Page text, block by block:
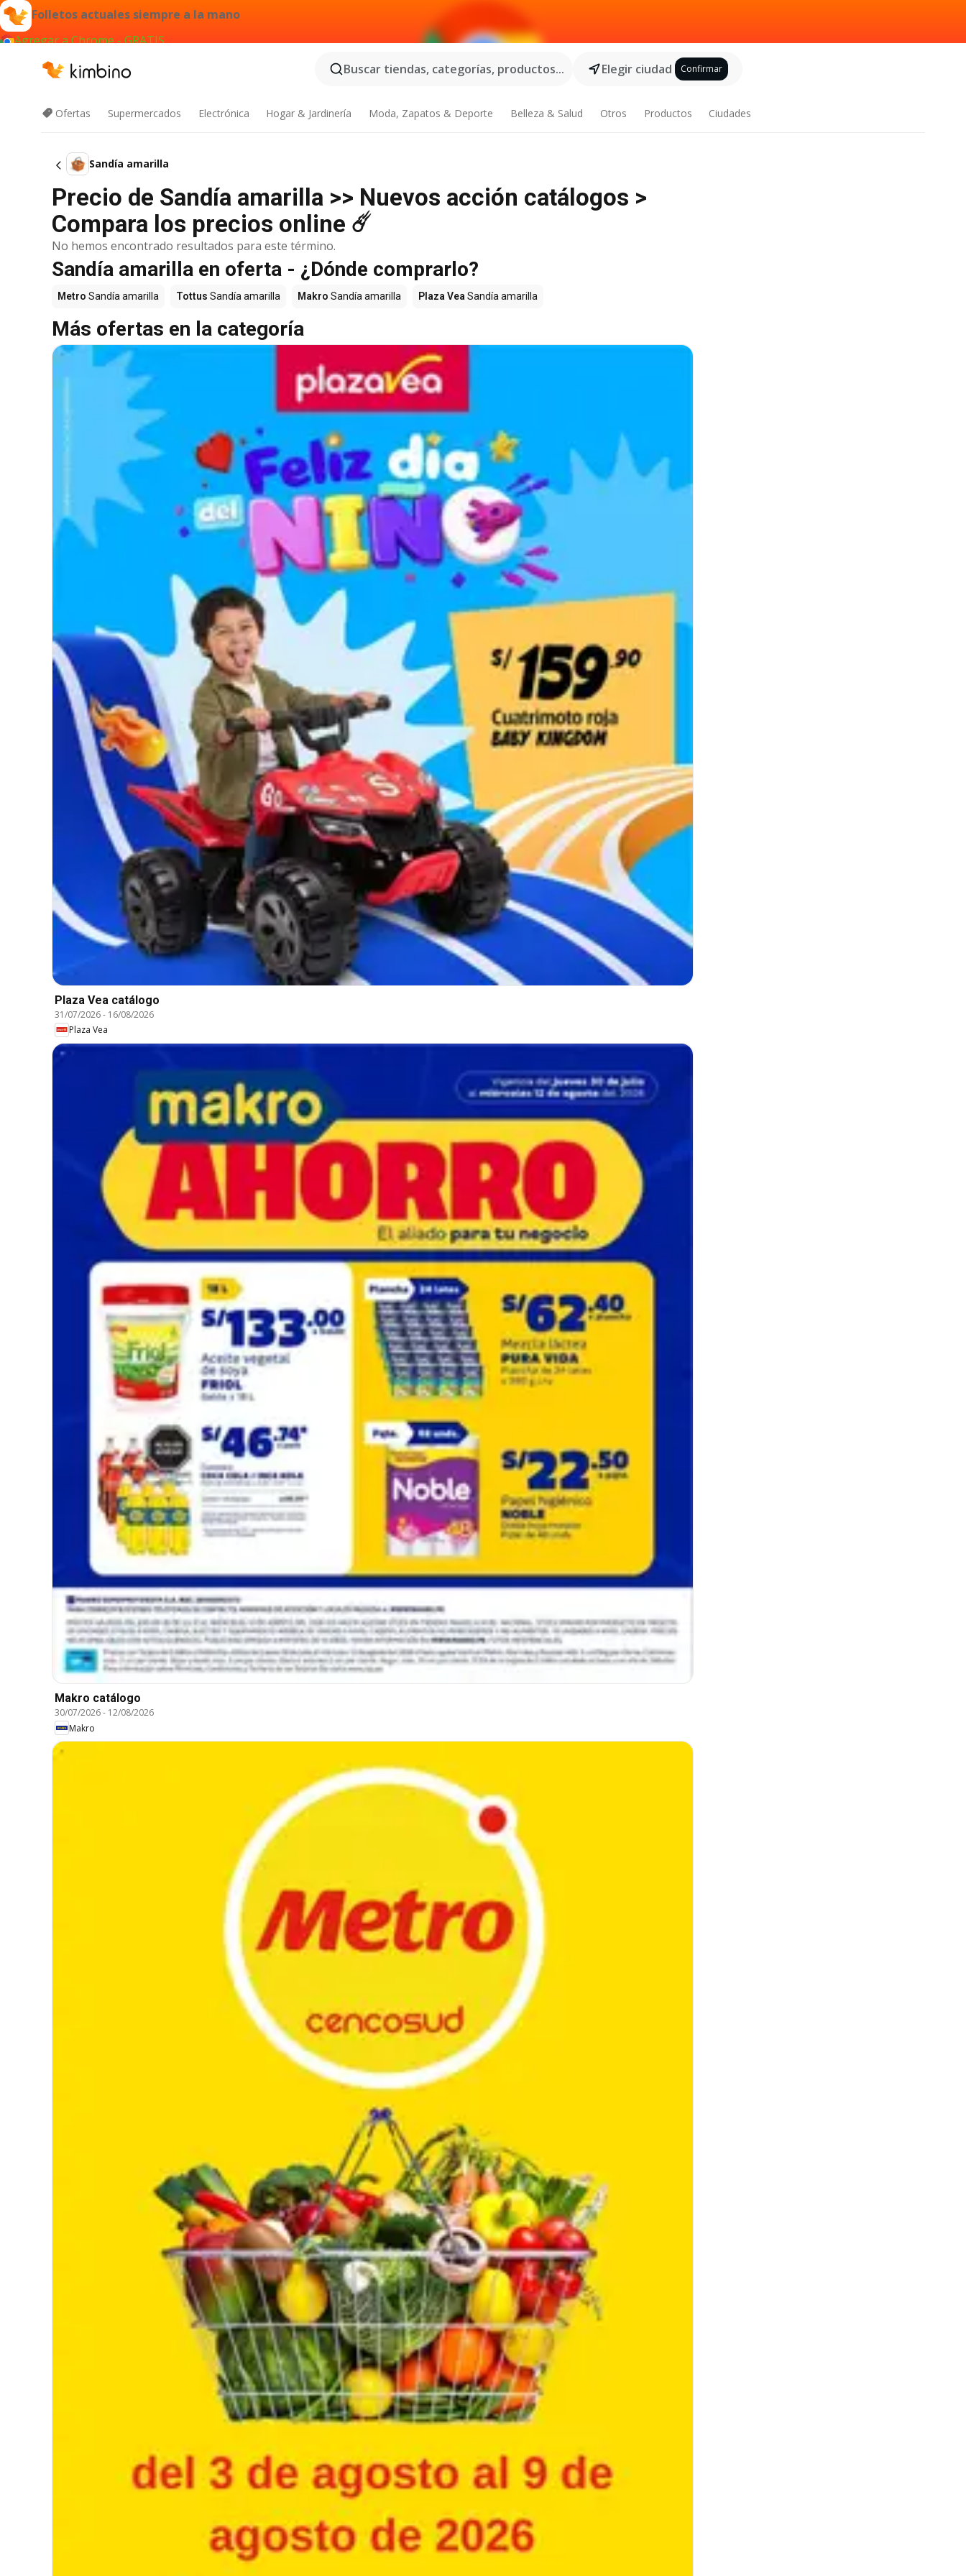
Folletos actuales siempre a la mano
Agregar a Chrome - GRATIS
Buscar tiendas, categorías, productos...
Elegir ciudad Confirmar
Ofertas Supermercados Electrónica Hogar & Jardinería Moda, Zapatos & Deporte Belleza & Salud Otros Productos Ciudades
Sandía amarilla
Precio de Sandía amarilla >> Nuevos acción catálogos >
Compara los precios online ☄️
No hemos encontrado resultados para este término.
Sandía amarilla en oferta - ¿Dónde comprarlo?
Metro Sandía amarilla Tottus Sandía amarilla Makro Sandía amarilla Plaza Vea Sandía amarilla
Más ofertas en la categoría
Plaza Vea catálogo
31/07/2026- 16/08/2026
Plaza Vea
Makro catálogo
30/07/2026- 12/08/2026
Makro